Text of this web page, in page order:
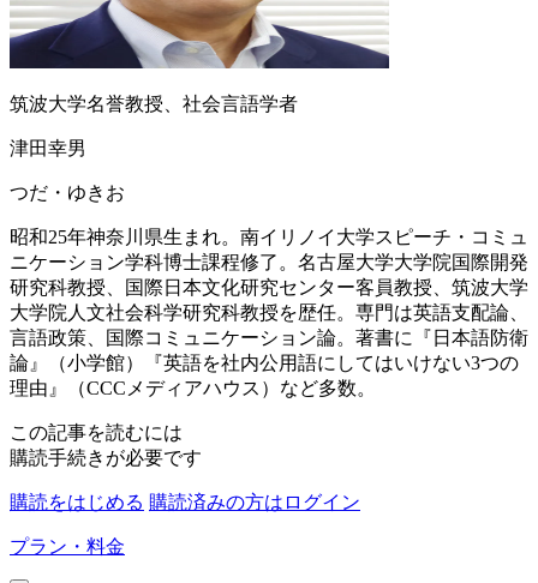
筑波大学名誉教授、社会言語学者
津田幸男
つだ・ゆきお
昭和25年神奈川県生まれ。南イリノイ大学スピーチ・コミュ
ニケーション学科博士課程修了。名古屋大学大学院国際開発
研究科教授、国際日本文化研究センター客員教授、筑波大学
大学院人文社会科学研究科教授を歴任。専門は英語支配論、
言語政策、国際コミュニケーション論。著書に『日本語防衛
論』（小学館）『英語を社内公用語にしてはいけない3つの
理由』（CCCメディアハウス）など多数。
この記事を読むには
購読手続きが必要です
購読をはじめる 購読済みの方はログイン
プラン・料金